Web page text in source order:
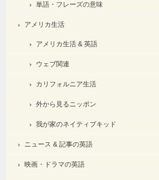
単語・フレーズの意味
アメリカ生活
アメリカ生活 & 英語
ウェブ関連
カリフォルニア生活
外から見るニッポン
我が家のネイティブキッド
ニュース & 記事の英語
映画・ドラマの英語